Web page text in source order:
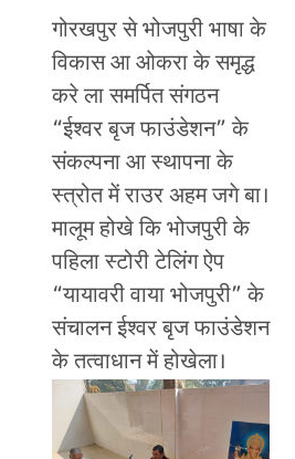
गोरखपुर से भोजपुरी भाषा के
विकास आ ओकरा के समृद्ध
करे ला समर्पित संगठन
“ईश्वर बृज फाउंडेशन” के
संकल्पना आ स्थापना के
स्त्रोत में राउर अहम जगे बा।
मालूम होखे कि भोजपुरी के
पहिला स्टोरी टेलिंग ऐप
“यायावरी वाया भोजपुरी” के
संचालन ईश्वर बृज फाउंडेशन
के तत्वाधान में होखेला।